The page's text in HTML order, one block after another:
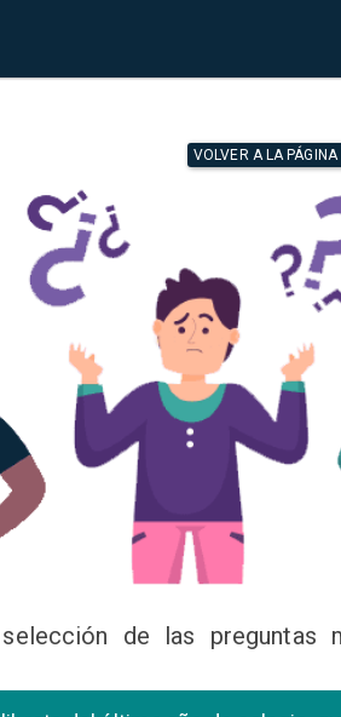
VOLVER A LA PÁGINA
de las preguntas